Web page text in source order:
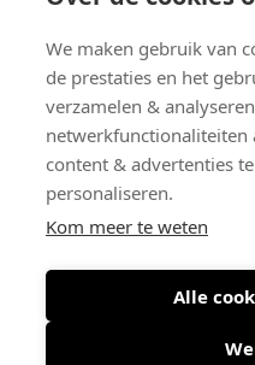
We maken gebruik van
de prestaties en het
verzamelen &
netwerkfunctionaliteiten
content & advertenties
personaliseren.
Kom meer te weten
Alle
Verzenden
Retourneren
Betalen
Veelgestelde vragen
© 2026 West-End BV-Meir